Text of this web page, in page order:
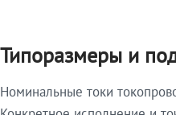
Типоразмеры и
Номинальные токи